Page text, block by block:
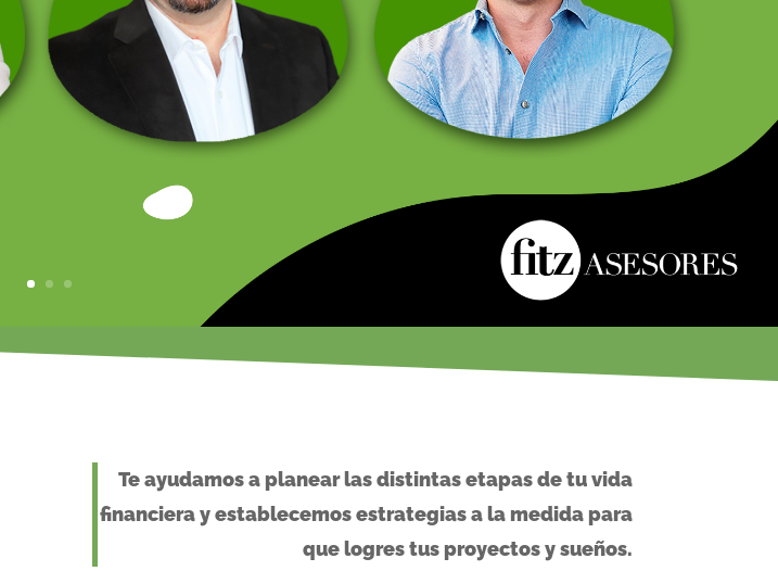
Te ayudamos a planear las distintas etapas de tu vida
financiera y establecemos estrategias a la medida para
que logres tus proyectos y sueños.